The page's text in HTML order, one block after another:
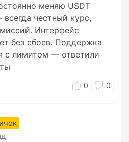
меняю USDT
честный курс,
Интерфейс
без сбоев. Поддержка
с лимитом — ответили
0 0